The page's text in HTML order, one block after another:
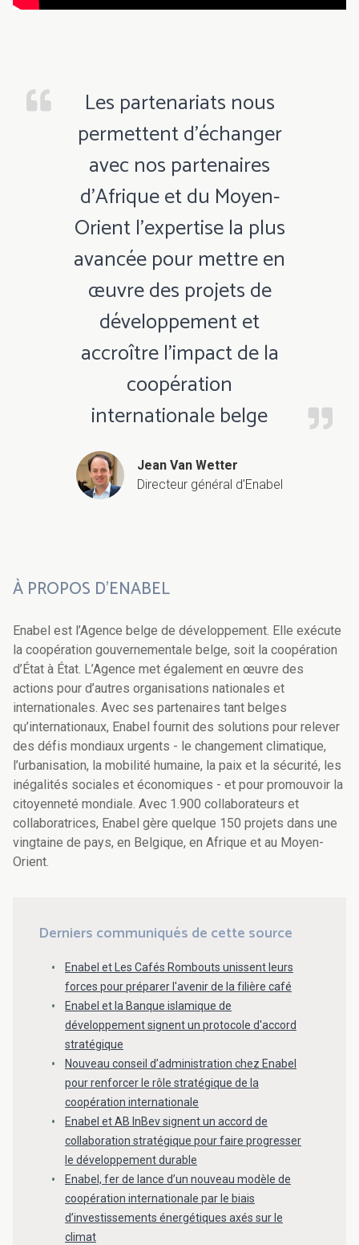
Les partenariats nous
permettent d’échanger
avec nos partenaires
d’Afrique et du Moyen-
Orient l’expertise la plus
avancée pour mettre en
œuvre des projets de
développement et
accroître l’impact de la
coopération
internationale belge
Jean Van Wetter
Directeur général d’Enabel
À PROPOS D’ENABEL
Enabel est l’Agence belge de développement. Elle exécute
la coopération gouvernementale belge, soit la coopération
d’État à État. L’Agence met également en œuvre des
actions pour d’autres organisations nationales et
internationales. Avec ses partenaires tant belges
qu’internationaux, Enabel fournit des solutions pour relever
des défis mondiaux urgents - le changement climatique,
l’urbanisation, la mobilité humaine, la paix et la sécurité, les
inégalités sociales et économiques - et pour promouvoir la
citoyenneté mondiale. Avec 1.900 collaborateurs et
collaboratrices, Enabel gère quelque 150 projets dans une
vingtaine de pays, en Belgique, en Afrique et au Moyen-
Orient.
Derniers communiqués de cette source
Enabel et Les Cafés Rombouts unissent leurs
forces pour préparer l'avenir de la filière café
Enabel et la Banque islamique de
développement signent un protocole d'accord
stratégique
Nouveau conseil d’administration chez Enabel
pour renforcer le rôle stratégique de la
coopération internationale
Enabel et AB InBev signent un accord de
collaboration stratégique pour faire progresser
le développement durable
Enabel, fer de lance d’un nouveau modèle de
coopération internationale par le biais
d’investissements énergétiques axés sur le
climat